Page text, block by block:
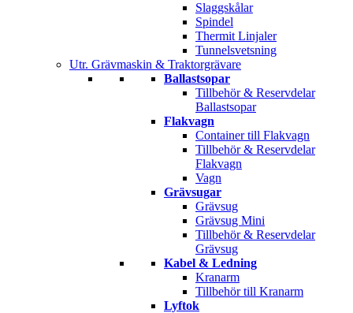
Slaggskålar
Spindel
Thermit Linjaler
Tunnelsvetsning
Utr. Grävmaskin & Traktorgrävare
Ballastsopar
Tillbehör & Reservdelar
Ballastsopar
Flakvagn
Container till Flakvagn
Tillbehör & Reservdelar
Flakvagn
Vagn
Grävsugar
Grävsug
Grävsug Mini
Tillbehör & Reservdelar
Grävsug
Kabel & Ledning
Kranarm
Tillbehör till Kranarm
Lyftok